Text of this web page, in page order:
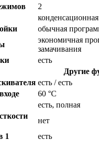
2
обычная
экономичная
замачивания
есть
Другие
есть / есть
60 °C
есть, полная
нет
1
есть